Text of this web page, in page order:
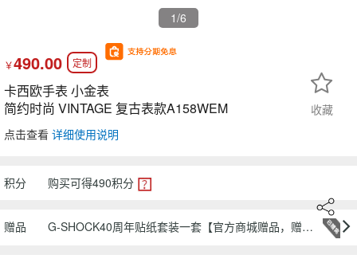
1/6
￥490.00 定制
卡西欧手表 小金表
简约时尚 VINTAGE 复古表款A158WEM
点击查看 详细使用说明
收藏
积分 购买可得490积分
赠品 G-SHOCK40周年贴纸套装一套【官方商城赠品，赠完为止】